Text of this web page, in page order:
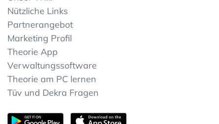
Nützliche Links
Partnerangebot
Marketing Profil
Theorie App
Verwaltungssoftware
Theorie am PC lernen
Tüv und Dekra Fragen